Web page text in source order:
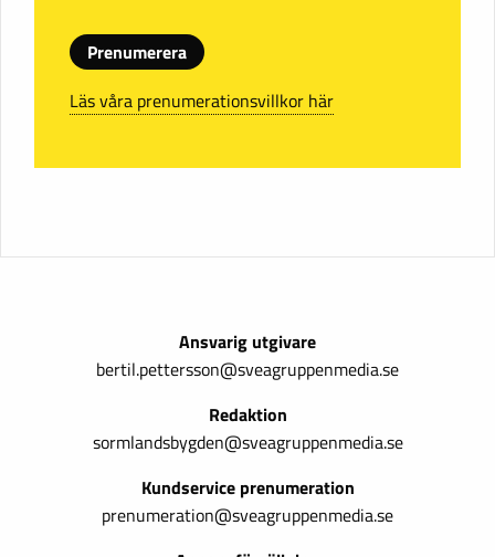
Prenumerera
Läs våra prenumerationsvillkor här
Ansvarig utgivare
bertil.pettersson@sveagruppenmedia.se
Redaktion
sormlandsbygden@sveagruppenmedia.se
Kundservice prenumeration
prenumeration@sveagruppenmedia.se